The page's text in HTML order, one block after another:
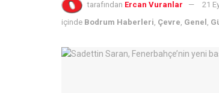
tarafından Ercan Vuranlar
21
içinde Bodrum Haberleri Çevre Genel